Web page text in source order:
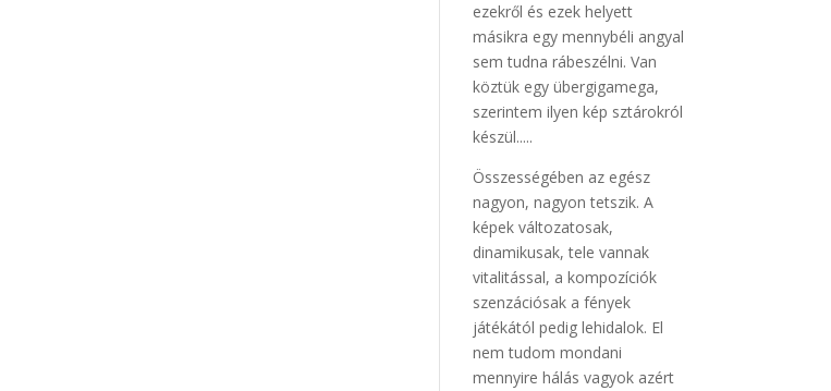
ezekről és ezek helyett
másikra egy mennybéli angyal
sem tudna rábeszélni. Van
köztük egy übergigamega,
szerintem ilyen kép sztárokról
készül.....
Összességében az egész
nagyon, nagyon tetszik. A
képek változatosak,
dinamikusak, tele vannak
vitalitással, a kompozíciók
szenzációsak a fények
játékától pedig lehidalok. El
nem tudom mondani
mennyire hálás vagyok azért